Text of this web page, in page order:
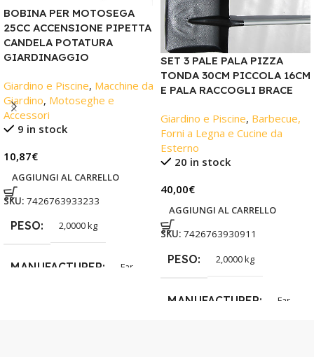
BOBINA PER MOTOSEGA
25CC ACCENSIONE PIPETTA
CANDELA POTATURA
GIARDINAGGIO
Giardino e Piscine, Macchine da
Giardino, Motoseghe e
Accessori
9 in stock
10,87€
AGGIUNGI AL CARRELLO
SKU: 7426763933233
PESO 2,0000 kg
MANUFACTURER Far
SET 3 PALE PALA PIZZA
TONDA 30CM PICCOLA 16CM
E PALA RACCOGLI BRACE
Giardino e Piscine, Barbecue,
Forni a Legna e Cucine da
Esterno
20 in stock
40,00€
AGGIUNGI AL CARRELLO
SKU: 7426763930911
PESO 2,0000 kg
MANUFACTURER Far